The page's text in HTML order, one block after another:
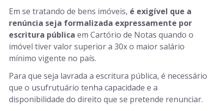
Em se tratando de bens imóveis, é exigível que a
renúncia seja formalizada expressamente por
escritura pública em Cartório de Notas quando o
imóvel tiver valor superior a 30x o maior salário
mínimo vigente no país.
Para que seja lavrada a escritura pública, é necessário
que o usufrutuário tenha capacidade e a
disponibilidade do direito que se pretende renunciar.